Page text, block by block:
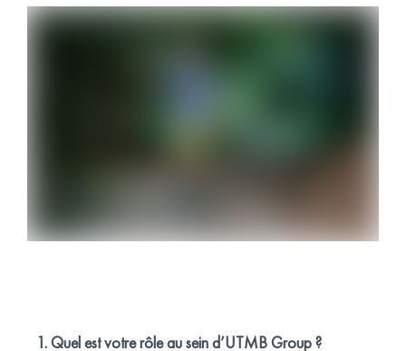
1. Quel est votre rôle au sein d’UTMB Group ?